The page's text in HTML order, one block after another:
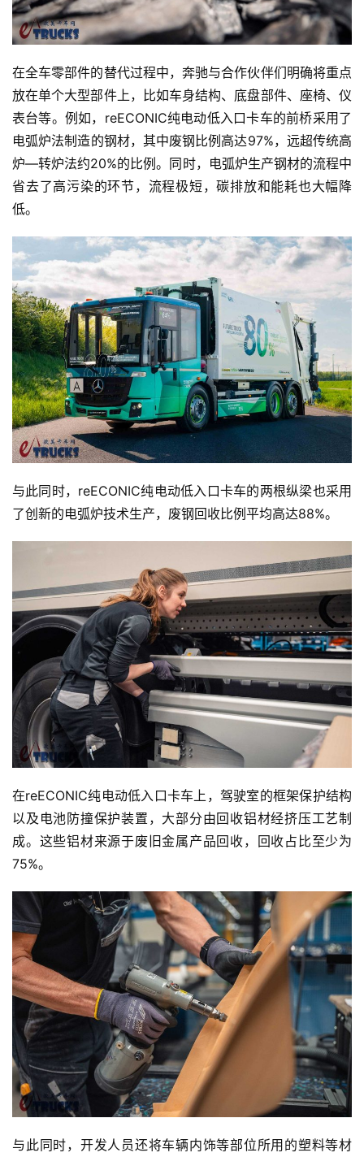
在全车零部件的替代过程中，奔驰与合作伙伴们明确将重点
放在单个大型部件上，比如车身结构、底盘部件、座椅、仪
表台等。例如，reECONIC纯电动低入口卡车的前桥采用了
电弧炉法制造的钢材，其中废钢比例高达97%，远超传统高
炉—转炉法约20%的比例。同时，电弧炉生产钢材的流程中
省去了高污染的环节，流程极短，碳排放和能耗也大幅降
低。
与此同时，reECONIC纯电动低入口卡车的两根纵梁也采用
了创新的电弧炉技术生产，废钢回收比例平均高达88%。
在reECONIC纯电动低入口卡车上，驾驶室的框架保护结构
以及电池防撞保护装置，大部分由回收铝材经挤压工艺制
成。这些铝材来源于废旧金属产品回收，回收占比至少为
75%。
与此同时，开发人员还将车辆内饰等部位所用的塑料等材